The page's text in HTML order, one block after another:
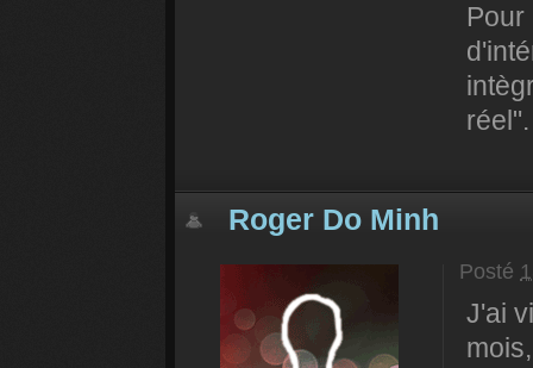
Pour
réel".
Roger Do Minh
Posté
J'ai